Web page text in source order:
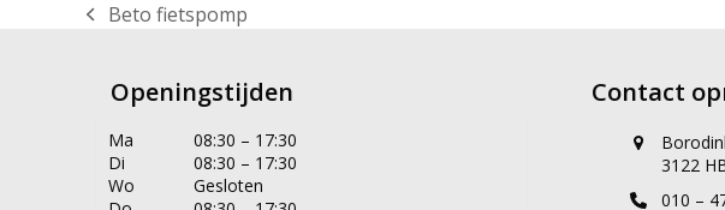
previous
Beto fietspomp
Openingstijden
Ma
Di
Wo
08:30 – 17:30
08:30 – 17:30
Gesloten
Contact
3122
010 –